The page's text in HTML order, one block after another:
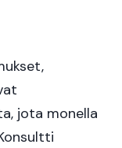
jota monella